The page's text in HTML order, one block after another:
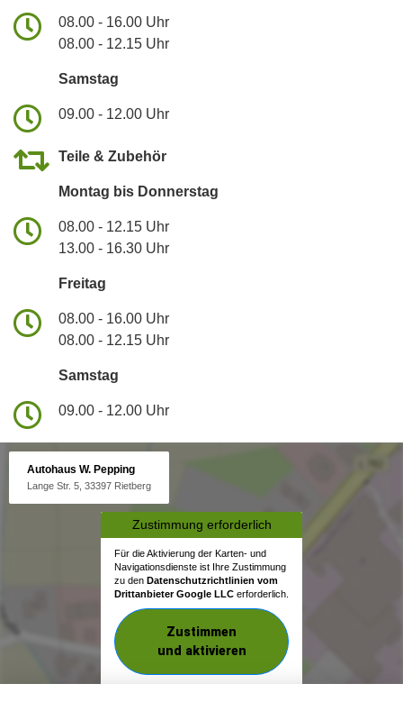
08.00 - 16.00 Uhr
08.00 - 12.15 Uhr
Samstag
09.00 - 12.00 Uhr
Teile & Zubehör
Montag bis Donnerstag
08.00 - 12.15 Uhr
13.00 - 16.30 Uhr
Freitag
08.00 - 16.00 Uhr
08.00 - 12.15 Uhr
Samstag
09.00 - 12.00 Uhr
Autohaus W. Pepping
Lange Str. 5, 33397 Rietberg
Zustimmung erforderlich
Für die Aktivierung der Karten- und
Navigationsdienste ist Ihre Zustimmung
zu den Datenschutzrichtlinien vom
Drittanbieter Google LLC erforderlich.
Zustimmen
und aktivieren